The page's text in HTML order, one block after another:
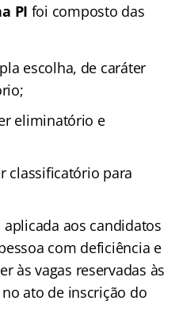
PI foi composto das
escolha, de caráter
eliminatório e
classificatório para
aos candidatos
com deficiência e
às vagas reservadas às
ato de inscrição do